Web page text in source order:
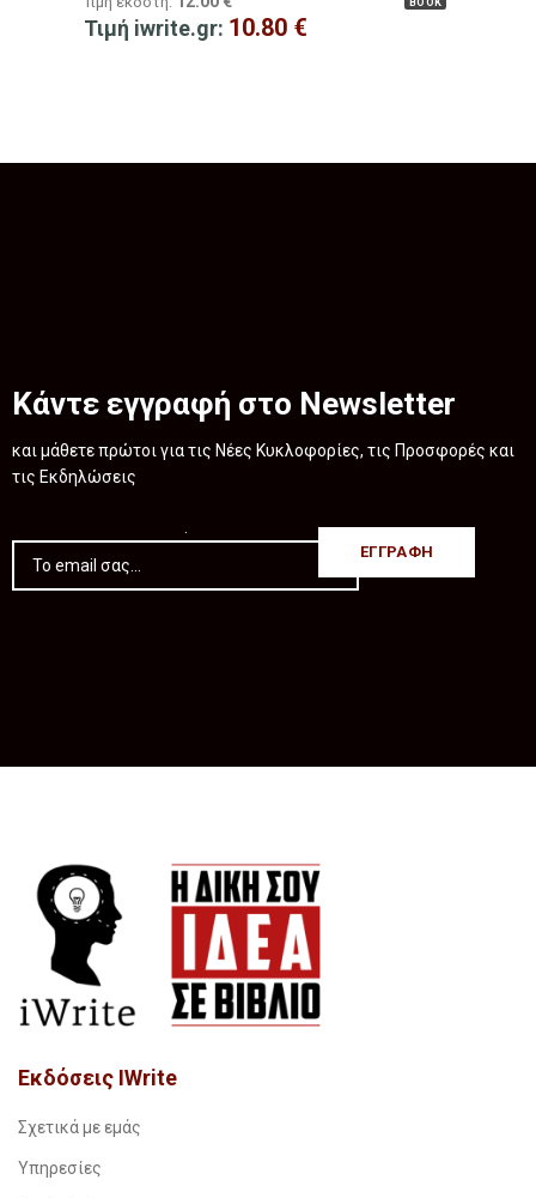
BOOK
Τιμή iwrite.gr: 10.80 €
Κάντε εγγραφή στο Newsletter
και μάθετε πρώτοι για τις Νέες Κυκλοφορίες, τις Προσφορές και
τις Εκδηλώσεις
Εκδόσεις IWrite
Σχετικά με εμάς
Υπηρεσίες